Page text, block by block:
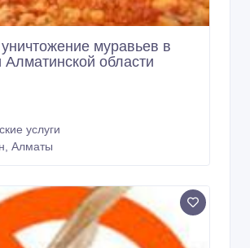
муравьев в
области
услуги
Алматы